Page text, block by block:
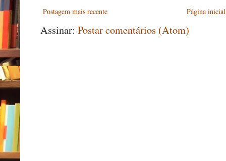
Postagem mais recente Página inicial
Assinar: Postar comentários (Atom)